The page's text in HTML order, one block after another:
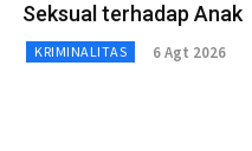
Seksual terhadap Anak
KRIMINALITAS 6 Agt 2026